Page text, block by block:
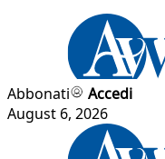
Abbonati
Accedi
August 6, 2026